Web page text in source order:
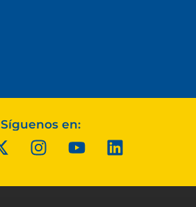
Síguenos en: